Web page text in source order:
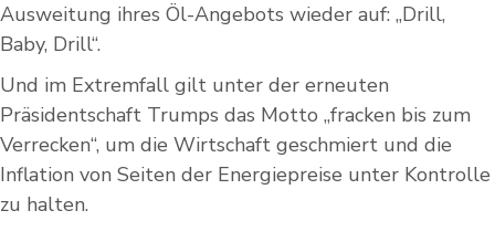
Ausweitung ihres Öl-Angebots wieder auf: „Drill,
Baby, Drill“.
Und im Extremfall gilt unter der erneuten
Präsidentschaft Trumps das Motto „fracken bis zum
Verrecken“, um die Wirtschaft geschmiert und die
Inflation von Seiten der Energiepreise unter Kontrolle
zu halten.